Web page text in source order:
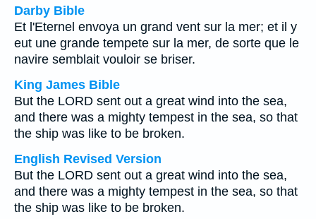
Darby Bible
Et l'Eternel envoya un grand vent sur la mer; et il y
eut une grande tempete sur la mer, de sorte que le
navire semblait vouloir se briser.
King James Bible
But the LORD sent out a great wind into the sea,
and there was a mighty tempest in the sea, so that
the ship was like to be broken.
English Revised Version
But the LORD sent out a great wind into the sea,
and there was a mighty tempest in the sea, so that
the ship was like to be broken.